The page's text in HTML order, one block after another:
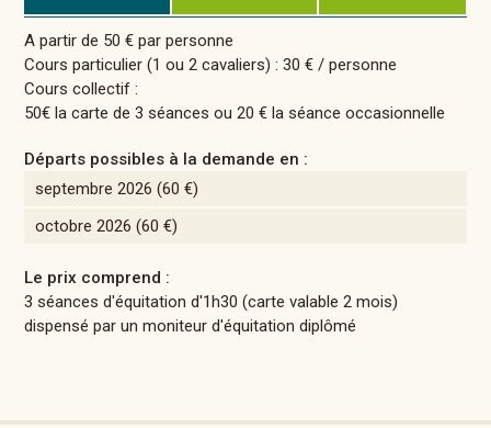
A partir de 50 € par personne
Cours particulier (1 ou 2 cavaliers) : 30 € / personne
Cours collectif :
50€ la carte de 3 séances ou 20 € la séance occasionnelle
Départs possibles à la demande en :
septembre 2026 (60 €)
octobre 2026 (60 €)
Le prix comprend :
3 séances d'équitation d'1h30 (carte valable 2 mois)
dispensé par un moniteur d'équitation diplômé